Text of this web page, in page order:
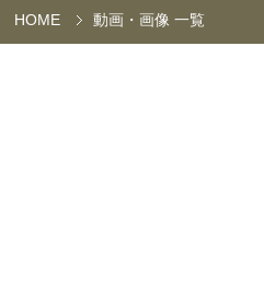
HOME 動画・画像 一覧